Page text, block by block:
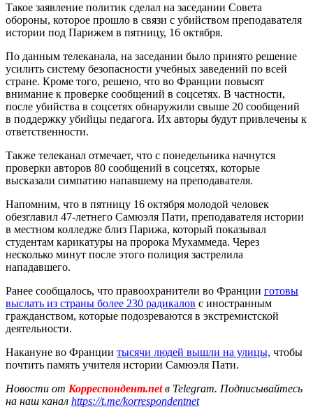
Такое заявление политик сделал на заседании Совета
обороны, которое прошло в связи с убийством преподавателя
истории под Парижем в пятницу, 16 октября.
По данным телеканала, на заседании было принято решение
усилить систему безопасности учебных заведений по всей
стране. Кроме того, решено, что во Франции повысят
внимание к проверке сообщений в соцсетях. В частности,
после убийства в соцсетях обнаружили свыше 20 сообщений
в поддержку убийцы педагога. Их авторы будут привлечены к
ответственности.
Также телеканал отмечает, что с понедельника начнутся
проверки авторов 80 сообщений в соцсетях, которые
высказали симпатию напавшему на преподавателя.
Напомним, что в пятницу 16 октября молодой человек
обезглавил 47-летнего Самюэля Пати, преподавателя истории
в местном колледже близ Парижа, который показывал
студентам карикатуры на пророка Мухаммеда. Через
несколько минут после этого полиция застрелила
нападавшего.
Ранее сообщалось, что правоохранители во Франции готовы
выслать из страны более 230 радикалов с иностранным
гражданством, которые подозреваются в экстремистской
деятельности.
Накануне во Франции тысячи людей вышли на улицы, чтобы
почтить память учителя истории Самюэля Пати.
Новости от Корреспондент.netв Telegram. Подписывайтесь
на наш канал https://t.me/korrespondentnet